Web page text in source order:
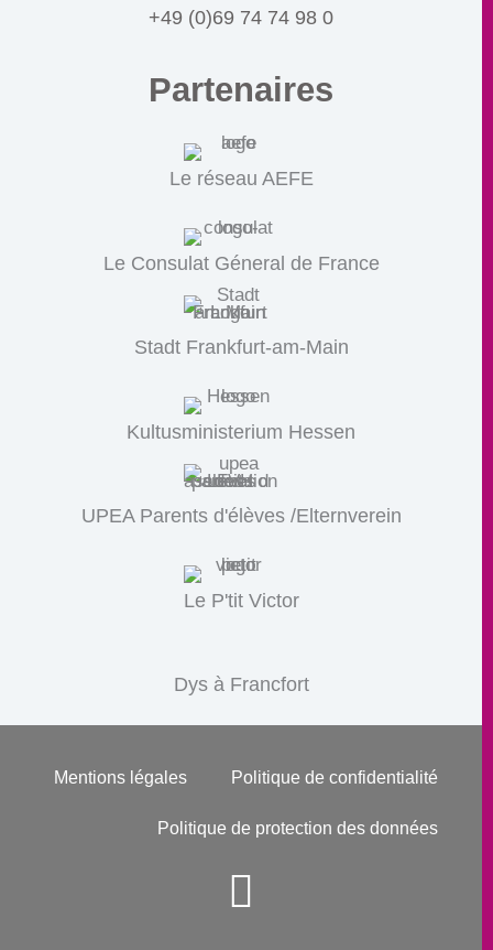
+49 (0)69 74 74 98 0
Partenaires
Le réseau AEFE
Le Consulat Géneral de France
Stadt Frankfurt-am-Main
Kultusministerium Hessen
UPEA Parents d'élèves /Elternverein
Le P'tit Victor
Dys à Francfort
Mentions légales Politique de confidentialité
Politique de protection des données